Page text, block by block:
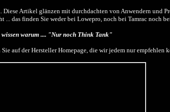
Artikel glänzen mit durchdachten von Anwendern und
das finden Sie weder bei Lowepro, noch bei Tamrac noch
warum .... "Nur noch Think Tank"
auf der Hersteller Homepage, die wir jedem nur empfehlen